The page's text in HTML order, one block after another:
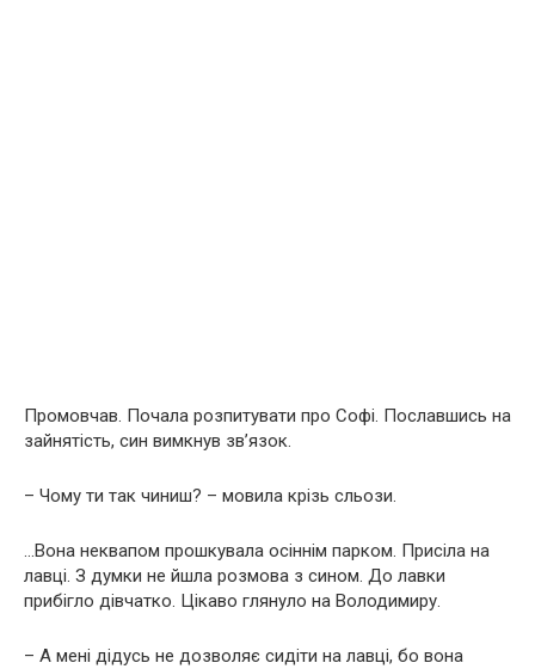
Промовчав. Почала розпитувати про Софі. Пославшись на
зайнятість, син вимкнув зв’язок.
– Чому ти так чиниш? – мовила крізь сльози.
…Вона неквапом прошкувала осіннім парком. Присіла на
лавці. З думки не йшла розмова з сином. До лавки
прибігло дівчатко. Цікаво глянуло на Володимиру.
– А мені дідусь не дозволяє сидіти на лавці, бо вона